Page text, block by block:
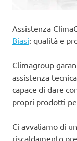
Assistenza
Biasi: qualità e
Climagroup
assistenza
capace di dare
propri prodotti
Ci avvaliamo di
riscaldamento